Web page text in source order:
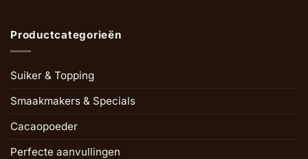
Productcategorieën
Suiker & Topping
Smaakmakers & Specials
Cacaopoeder
Perfecte aanvullingen